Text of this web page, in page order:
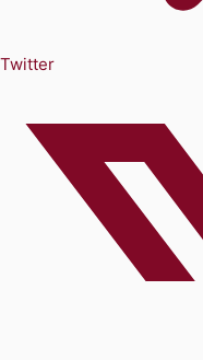
Twitter